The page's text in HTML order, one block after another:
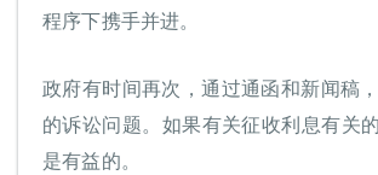
程序下携手并进。
政府有时间再次，通过通函和新闻稿
的诉讼问题。如果有关征收利息有关
是有益的。